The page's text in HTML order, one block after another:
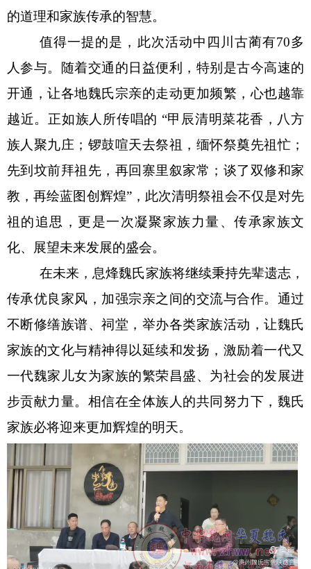
的道理和家族传承的智慧。
值得一提的是，此次活动中四川古蔺有70多
人参与。随着交通的日益便利，特别是古今高速的
开通，让各地魏氏宗亲的走动更加频繁，心也越靠
越近。正如族人所传唱的 “甲辰清明菜花香，八方
族人聚九庄；锣鼓喧天去祭祖，缅怀祭奠先祖忙；
先到坟前拜祖先，再回寨里叙家常；谈了双修和家
教，再绘蓝图创辉煌”，此次清明祭祖会不仅是对先
祖的追思，更是一次凝聚家族力量、传承家族文
化、展望未来发展的盛会。
在未来，息烽魏氏家族将继续秉持先辈遗志，
传承优良家风，加强宗亲之间的交流与合作。通过
不断修缮族谱、祠堂，举办各类家族活动，让魏氏
家族的文化与精神得以延续和发扬，激励着一代又
一代魏家儿女为家族的繁荣昌盛、为社会的发展进
步贡献力量。相信在全体族人的共同努力下，魏氏
家族必将迎来更加辉煌的明天。